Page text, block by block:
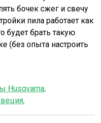
бочек сжег и свечу
пила работает как
будет брать такую
(без опыта настроить
Husqvarna,